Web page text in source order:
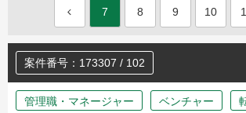
7 8 9 10
案件番号：173307 / 102
管理職・マネージャー ベンチャー